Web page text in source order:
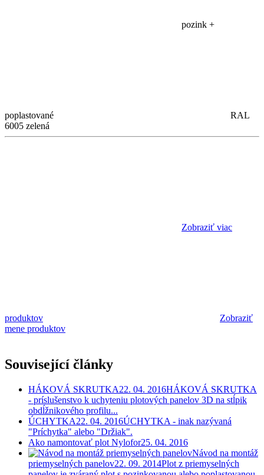
pozink +
poplastované
RAL
6005 zelená
Zobraziť viac
produktov
Zobraziť
mene produktov
Související články
HÁKOVÁ SKRUTKA22. 04. 2016HÁKOVÁ SKRUTKA
- príslušenstvo k uchyteniu plotových panelov 3D na stĺpik
obdĺžnikového profilu...
ÚCHYTKA22. 04. 2016ÚCHYTKA - inak nazývaná
"Príchytka" alebo "Držiak".
Ako namontovať plot Nylofor25. 04. 2016
Návod na montáž
priemyselných panelov22. 09. 2014Plot z priemyselných